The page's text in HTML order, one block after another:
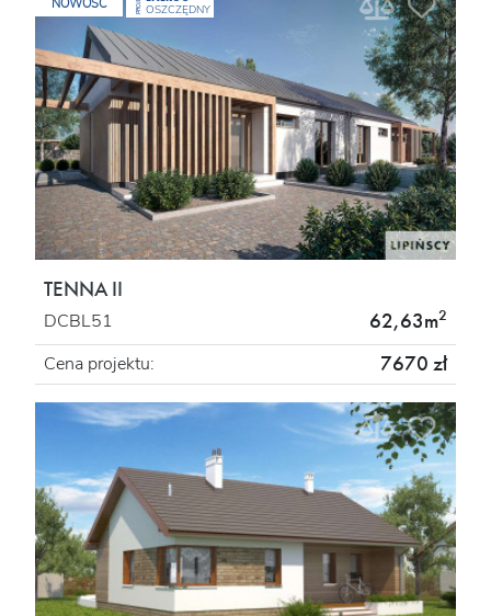
NOWOŚĆ OSZCZĘDNY
TENNA II
DCBL51 62,63m2
Cena projektu: 7670 zł